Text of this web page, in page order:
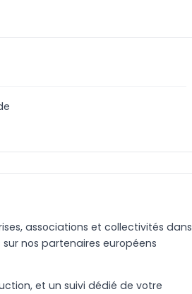
associations et collectivités dans
nos partenaires européens
et un suivi dédié de votre